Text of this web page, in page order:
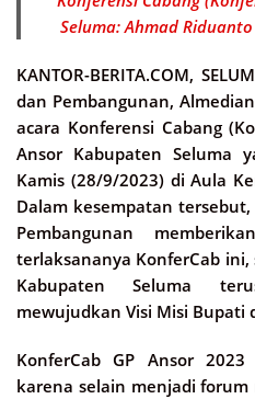
Seluma: Ahmad
KANTOR-BERITA.COM,
dan Pembangunan,
acara Konferensi Cabang
Ansor Kabupaten Seluma
Kamis (28/9/2023) di Aula
Dalam kesempatan
Pembangunan
terlaksananya KonferCab
Kabupaten Seluma
mewujudkan Visi Misi Bupati
KonferCab GP Ansor
karena selain menjadi